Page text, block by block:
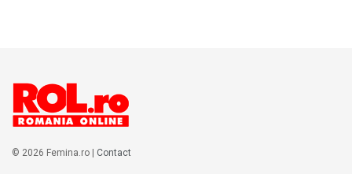
© 2026 Femina.ro | Contact